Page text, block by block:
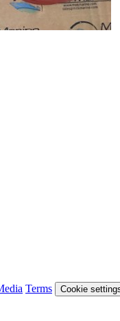
Terms Cookie